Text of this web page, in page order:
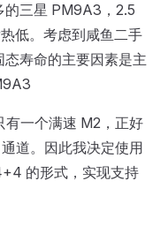
的三星 PM9A3，2.5
低。考虑到咸鱼二手
寿命的主要因素是主
一个满速 M2，正好
道。因此我决定使用
的形式，实现支持